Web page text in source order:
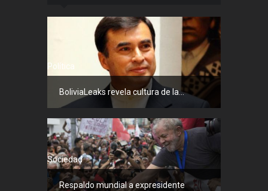
Política
BoliviaLeaks revela cultura de la...
Sociedad
Respaldo mundial a expresidente